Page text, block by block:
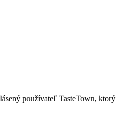
používateľ TasteTown, ktorý